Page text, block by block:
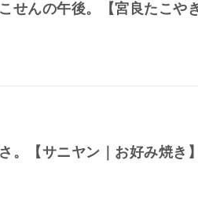
せんの午後。【宮良たこや
。【サニヤン｜お好み焼き】